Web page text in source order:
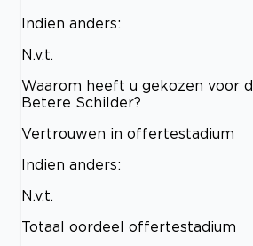
Indien anders:
N.v.t.
Waarom heeft u gekozen voor
Betere Schilder?
Vertrouwen in offertestadium
Indien anders:
N.v.t.
Totaal oordeel offertestadium